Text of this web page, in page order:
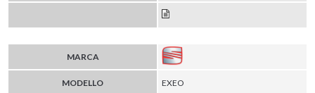
MARCA
MODELLO EXEO